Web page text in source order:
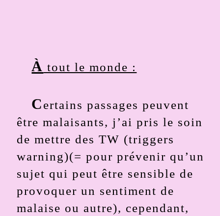
À tout le monde :
Certains passages peuvent
être malaisants, j’ai pris le soin
de mettre des TW (triggers
warning)(= pour prévenir qu’un
sujet qui peut être sensible de
provoquer un sentiment de
malaise ou autre), cependant,